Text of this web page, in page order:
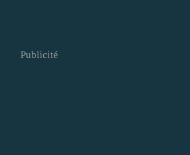
Publicité